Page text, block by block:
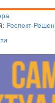
Респект-